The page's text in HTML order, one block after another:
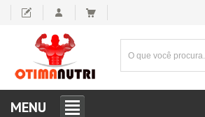
MENU